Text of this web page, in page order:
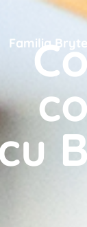
Familia Bryte